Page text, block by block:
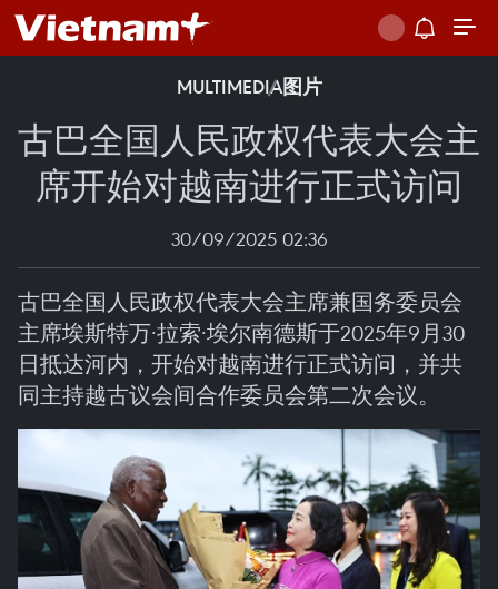
MULTIMEDIA图片
古巴全国人民政权代表大会主
席开始对越南进行正式访问
30/09/2025 02:36
古巴全国人民政权代表大会主席兼国务委员会
主席埃斯特万·拉索·埃尔南德斯于2025年9月30
日抵达河内，开始对越南进行正式访问，并共
同主持越古议会间合作委员会第二次会议。